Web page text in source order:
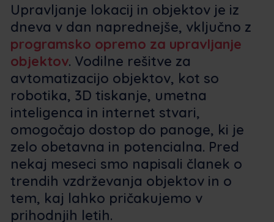
Upravljanje lokacij in objektov je iz
dneva v dan naprednejše, vključno z
programsko opremo za upravljanje
objektov. Vodilne rešitve za
avtomatizacijo objektov, kot so
robotika, 3D tiskanje, umetna
inteligenca in internet stvari,
omogočajo dostop do panoge, ki je
zelo obetavna in potencialna. Pred
nekaj meseci smo napisali članek o
trendih vzdrževanja objektov in o
tem, kaj lahko pričakujemo v
prihodnjih letih.